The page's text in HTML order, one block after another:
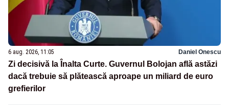
6 aug. 2026, 11:05 Daniel Onescu
Zi decisivă la Înalta Curte. Guvernul Bolojan află astăzi
dacă trebuie să plătească aproape un miliard de euro
grefierilor